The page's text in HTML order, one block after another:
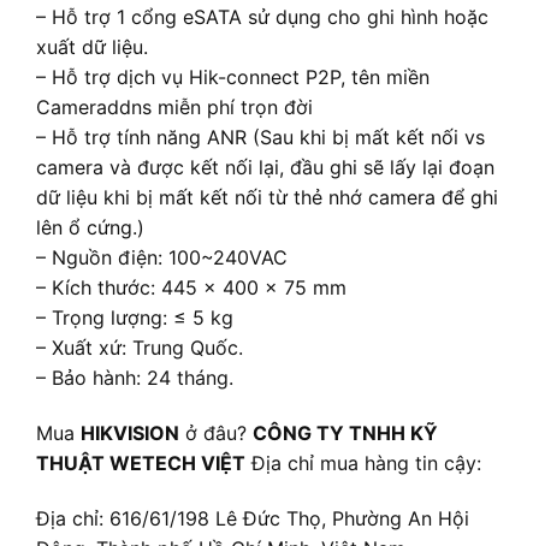
– Hỗ trợ 1 cổng eSATA sử dụng cho ghi hình hoặc
xuất dữ liệu.
– Hỗ trợ dịch vụ Hik-connect P2P, tên miền
Cameraddns miễn phí trọn đời
– Hỗ trợ tính năng ANR (Sau khi bị mất kết nối vs
camera và được kết nối lại, đầu ghi sẽ lấy lại đoạn
dữ liệu khi bị mất kết nối từ thẻ nhớ camera để ghi
lên ổ cứng.)
– Nguồn điện: 100~240VAC
– Kích thước: 445 × 400 × 75 mm
– Trọng lượng: ≤ 5 kg
– Xuất xứ: Trung Quốc.
– Bảo hành: 24 tháng.
Mua HIKVISION ở đâu? CÔNG TY TNHH KỸ
THUẬT WETECH VIỆT Địa chỉ mua hàng tin cậy:
Địa chỉ: 616/61/198 Lê Đức Thọ, Phường An Hội